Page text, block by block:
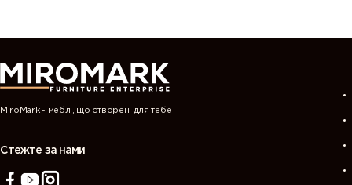
MiroMark - меблі, що створені для тебе
Стежте за нами